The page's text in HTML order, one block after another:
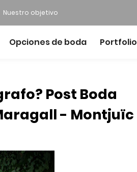
Nuestro objetivo
Opciones de boda Portfolio
Post Boda
- Montjuïc